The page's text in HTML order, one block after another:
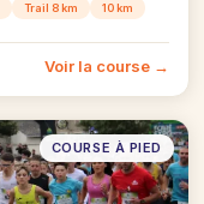
Trail 8 km
10 km
Voir la course →
COURSE À PIED